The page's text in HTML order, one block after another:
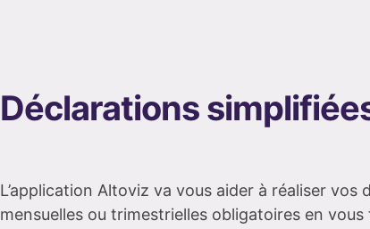
Déclarations
L’application Altoviz va vous aider à réaliser vos
mensuelles ou trimestrielles obligatoires en